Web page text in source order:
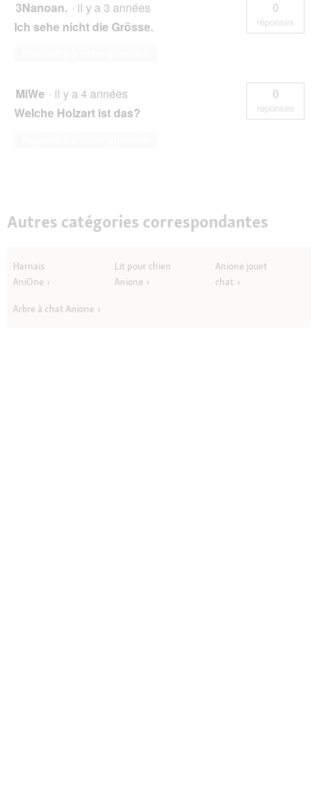
3Nanoan. · il y a 3 années
Ich sehe nicht die Grösse.
0
réponses
MiWe · il y a 4 années
Welche Holzart ist das?
0
réponses
Autres catégories correspondantes
Harnais
AniOne
Lit pour chien
Anione
Anione jouet
chat
Arbre à chat Anione